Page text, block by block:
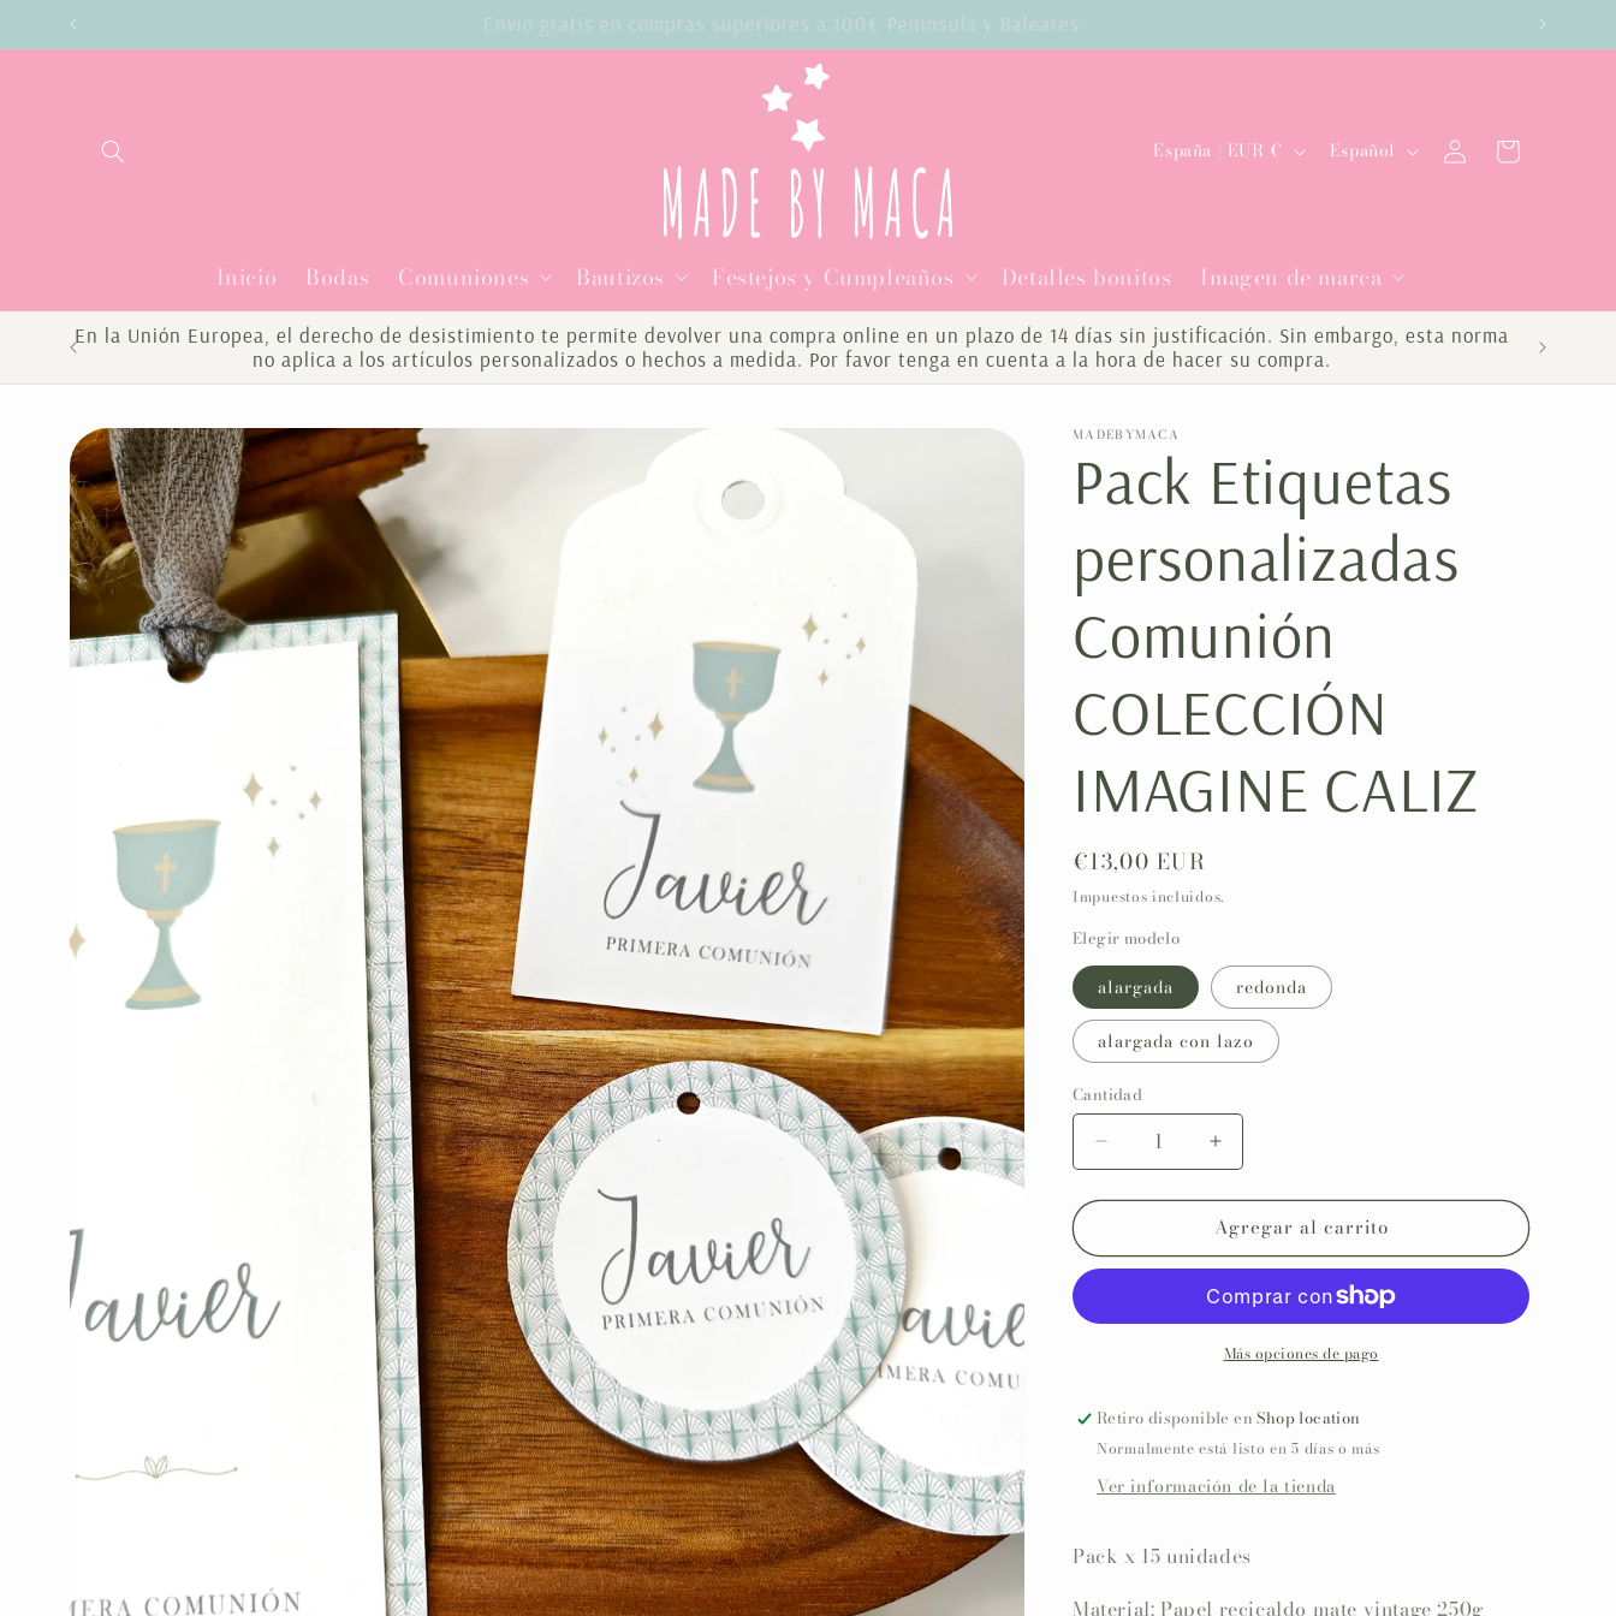
directamente
al contenido
Envío gratis en compras superiores a 100€ Península y Baleares
Inicio Bodas Comuniones Bautizos Festejos y Cumpleaños Detalles bonitos Imagen de marca
P
s
/
r
e
g
i
ó
España | EUR €
o
m
a
Español
Iniciar
sesión
Carrito
En la Unión Europea, el derecho de desistimiento te permite devolver una compra online en un plazo de 14 días sin justificación. Sin embargo, esta norma
no aplica a los artículos personalizados o hechos a medida. Por favor tenga en cuenta a la hora de hacer su compra.
directamente
a la
información
del producto
MADEBYMACA
Pack Etiquetas
personalizadas
Comunión
COLECCIÓN
IMAGINE CALIZ
Precio
habitual
€13,00 EUR
Impuestos incluidos.
Elegir modelo
alargada redonda
alargada con lazo
Cantidad
Reducir
cantidad
para
Etiquetas
COLECCIÓN
Aumentar
cantidad
para
Pack
Etiquetas
Comunión
COLECCIÓN
IMAGINE
Agregar al carrito
Más opciones de pago
Retiro disponible enShop location
Normalmente está listo en 5 días o más
Ver información de la tienda
Pack x 15 unidades
Material: Papel recicaldo mate vintage 250g